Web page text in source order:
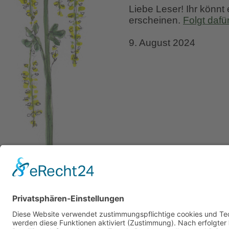
Liebe Leser! Ihr könnt
erscheinen. Folgt
9. August 2024